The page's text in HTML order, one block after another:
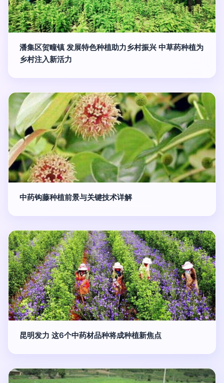
潘集区贺疃镇 发展特色种植助力乡村振兴 中草药种植为
乡村注入新活力
中药钩藤种植前景与关键技术详解
昆明发力 这6个中药材品种将成种植新焦点